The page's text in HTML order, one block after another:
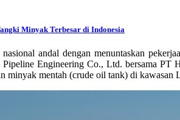
Minyak Terbesar di Indonesia
andal dengan menuntaskan
Engineering Co., Ltd. bersama PT
minyak mentah (crude oil tank) di